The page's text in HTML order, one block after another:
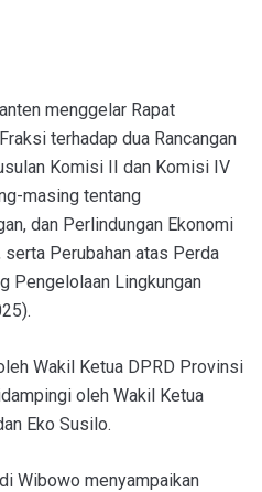
menggelar Rapat
terhadap dua Rancangan
Komisi II dan Komisi IV
masing tentang
dan Perlindungan Ekonomi
Perubahan atas Perda
Pengelolaan Lingkungan
Wakil Ketua DPRD Provinsi
oleh Wakil Ketua
Eko Susilo.
Wibowo menyampaikan